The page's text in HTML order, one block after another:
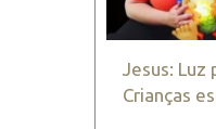
Jesus: Luz
Crianças